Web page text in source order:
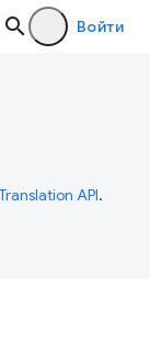
Войти
API.